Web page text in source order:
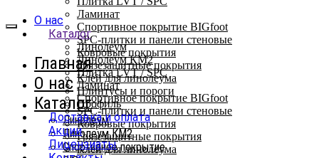
Ламинат
Спортивное покрытие BIGfoot
SPC-плитки и панели стеновые
Ковровые покрытия
Грязезащитные покрытия
Клей для линолеума
Плинтусы и пороги
Профиль
Доставка и оплата
Акции
Лицензиаты
О нас
Каталог
Линолеум
Линолеум КМ2
Плитка LVT / SPC
Ламинат
Спортивное покрытие BIGfoot
SPC-плитки и панели стеновые
Ковровые покрытия
Грязезащитные покрытия
Клей для линолеума
Главная
О нас
Каталог
Линолеум
Линолеум КМ2
Спортивное покрытие